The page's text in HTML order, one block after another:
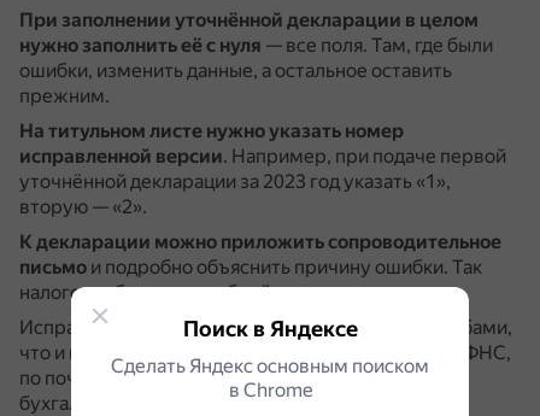
При заполнении уточнённой декларации в целом
нужно заполнить её с нуля — все поля. Там, где были
ошибки, изменить данные, а остальное оставить
прежним.
На титульном листе нужно указать номер
исправленной версии. Например, при подаче первой
уточнённой декларации за 2023 год указать «1»,
вторую — «2».
К декларации можно приложить сопроводительное
письмо и подробно объяснить причину ошибки. Так
налоговая быстрее разберётся в ситуации.
Исправленную декларацию сдают теми же способами,
что и первичную: через личный кабинет на сайте ФНС,
по почте, лично в налоговой или через онлайн-
бухгалтерию.
Поиск в Яндексе
Сделать Яндекс основным поиском
в Сhrome